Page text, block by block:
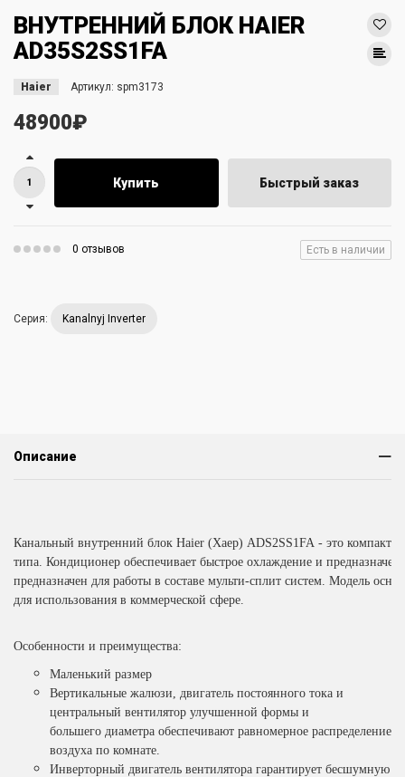
ВНУТРЕННИЙ БЛОК HAIER
AD35S2SS1FA
Haier Артикул: spm3173
48900₽
Купить Быстрый заказ
0 отзывов Есть в наличии
Серия: Kanalnyj Inverter
Описание
Канальный внутренний блок Haier (Хаер) ADS2SS1FA - это
типа. Кондиционер обеспечивает быстрое охлаждение и
предназначен для работы в составе мульти-сплит систем. Модель
для использования в коммерческой сфере.
Особенности и преимущества:
Маленький размер
Вертикальные жалюзи, двигатель постоянного тока и
центральный вентилятор улучшенной формы и
большего диаметра обеспечивают равномерное распределение
воздуха по комнате.
Инверторный двигатель вентилятора гарантирует бесшумную